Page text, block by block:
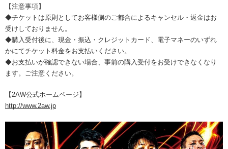
【注意事項】
◆チケットは原則としてお客様側のご都合によるキャンセル・返金はお
受けしておりません。
◆購入受付後に、現金・振込・クレジットカード、電子マネーのいずれ
かにてチケット料金をお支払いください。
◆お支払いが確認できない場合、事前の購入受付をお受けできなくなり
ます。ご注意ください。
【2AW公式ホームページ】
http://www.2aw.jp